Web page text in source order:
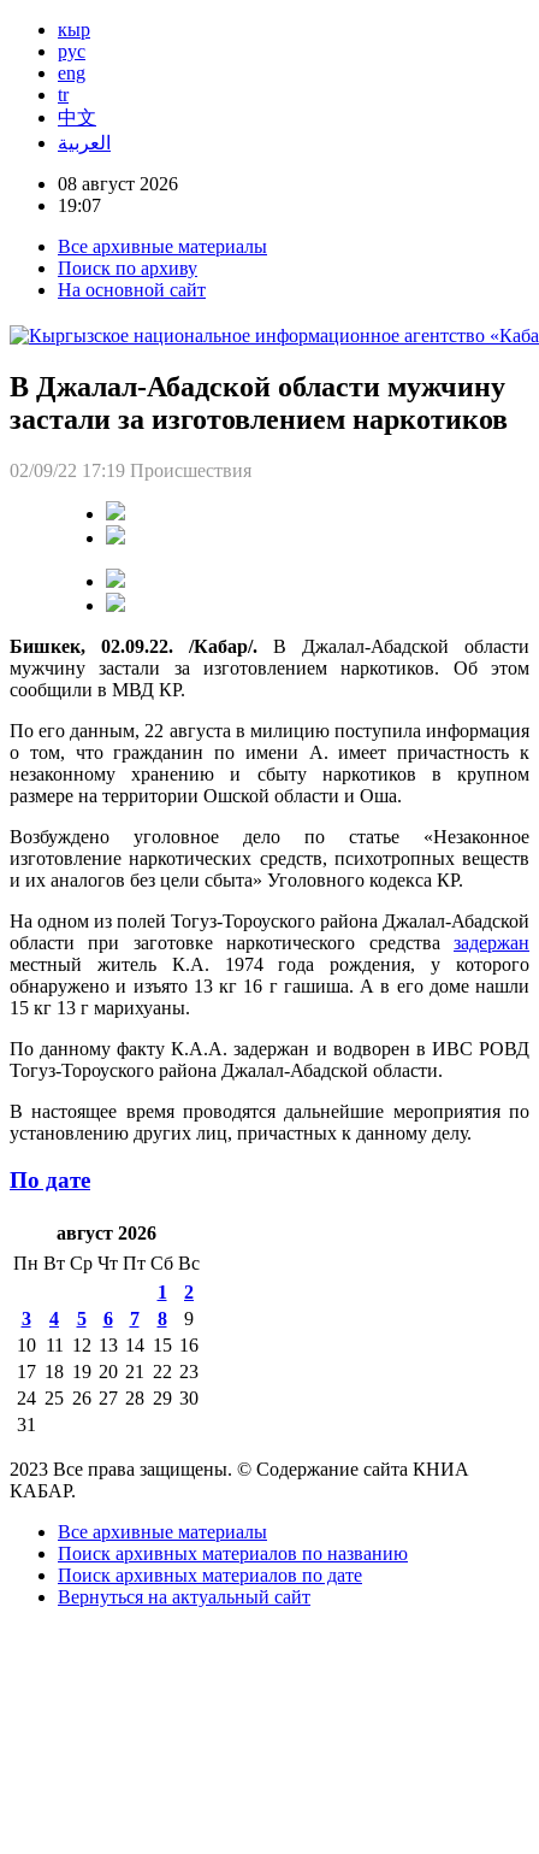
кыр
рус
eng
tr
中文
العربية
08 август 2026
19:07
Все архивные материалы
Поиск по архиву
На основной сайт
В Джалал-Абадской области мужчину
застали за изготовлением наркотиков
02/09/22 17:19 Происшествия
Бишкек, 02.09.22. /Кабар/. В Джалал-Абадской области
мужчину застали за изготовлением наркотиков. Об этом
сообщили в МВД КР.
По его данным, 22 августа в милицию поступила информация
о том, что гражданин по имени А. имеет причастность к
незаконному хранению и сбыту наркотиков в крупном
размере на территории Ошской области и Оша.
Возбуждено уголовное дело по статье «Незаконное
изготовление наркотических средств, психотропных веществ
и их аналогов без цели сбыта» Уголовного кодекса КР.
На одном из полей Тогуз-Тороуского района Джалал-Абадской
области при заготовке наркотического средства задержан
местный житель К.А. 1974 года рождения, у которого
обнаружено и изъято 13 кг 16 г гашиша. А в его доме нашли
15 кг 13 г марихуаны.
По данному факту К.А.А. задержан и водворен в ИВС РОВД
Тогуз-Тороуского района Джалал-Абадской области.
В настоящее время проводятся дальнейшие мероприятия по
установлению других лиц, причастных к данному делу.
По дате
август 2026
Пн Вт Ср Чт Пт Сб Вс
1
2
3
4 5 6 7 8
9
10 11 12 13 14 15 16
17 18 19 20 21 22 23
24 25 26 27 28 29 30
31
2023 Все права защищены. © Содержание сайта КНИА
КАБАР.
Все архивные материалы
Поиск архивных материалов по названию
Поиск архивных материалов по дате
Вернуться на актуальный сайт